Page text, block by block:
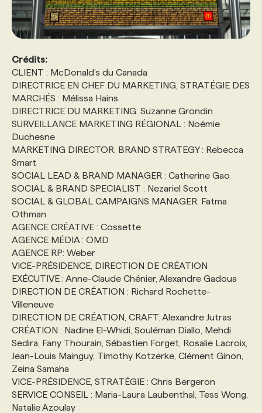
Crédits:
CLIENT : McDonald’s du Canada
DIRECTRICE EN CHEF DU MARKETING, STRATÉGIE DES
MARCHÉS : Mélissa Hains
DIRECTRICE DU MARKETING: Suzanne Grondin
SURVEILLANCE MARKETING RÉGIONAL : Noémie
Duchesne
MARKETING DIRECTOR, BRAND STRATEGY : Rebecca
Smart
SOCIAL LEAD & BRAND MANAGER : Catherine Gao
SOCIAL & BRAND SPECIALIST : Nezariel Scott
SOCIAL & GLOBAL CAMPAIGNS MANAGER: Fatma
Othman
AGENCE CRÉATIVE : Cossette
AGENCE MÉDIA : OMD
AGENCE RP: Weber
VICE-PRÉSIDENCE, DIRECTION DE CRÉATION
EXÉCUTIVE : Anne-Claude Chénier, Alexandre Gadoua
DIRECTION DE CRÉATION : Richard Rochette-
Villeneuve
DIRECTION DE CRÉATION, CRAFT: Alexandre Jutras
CRÉATION : Nadine El-Whidi, Souléman Diallo, Mehdi
Sedira, Fany Thourain, Sébastien Forget, Rosalie Lacroix,
Jean-Louis Mainguy, Timothy Kotzerke, Clément Ginon,
Zeina Samaha
VICE-PRÉSIDENCE, STRATÉGIE : Chris Bergeron
SERVICE CONSEIL : Maria-Laura Laubenthal, Tess Wong,
Natalie Azoulay